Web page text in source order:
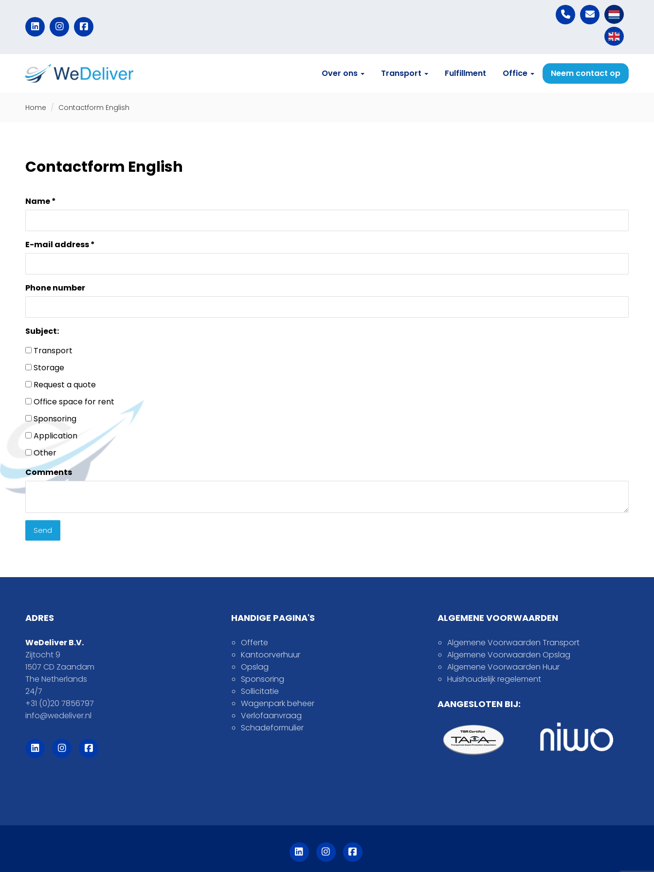
Over ons Transport Fulfillment Office Neem contact op
Home Contactform English
Contactform English
Name *
E-mail address *
Phone number
Subject:
Transport
Storage
Request a quote
Office space for rent
Sponsoring
Application
Other
Comments
Send
ADRES
WeDeliver B.V.
Zijtocht 9
1507 CD Zaandam
The Netherlands
24/7
+31 (0)20 7856797
info@wedeliver.nl
HANDIGE PAGINA'S
Offerte
Kantoorverhuur
Opslag
Sponsoring
Sollicitatie
Wagenpark beheer
Verlofaanvraag
Schadeformulier
ALGEMENE VOORWAARDEN
Algemene Voorwaarden Transport
Algemene Voorwaarden Opslag
Algemene Voorwaarden Huur
Huishoudelijk regelement
AANGESLOTEN BIJ: